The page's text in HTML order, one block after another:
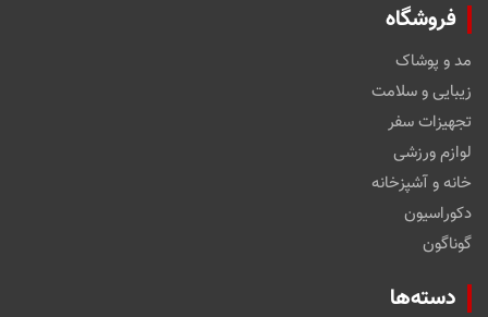
فروشگاه
مد و پوشاک
زیبایی و سلامت
تجهیزات سفر
لوازم ورزشی
خانه و آشپزخانه
دکوراسیون
گوناگون
دسته‌ها